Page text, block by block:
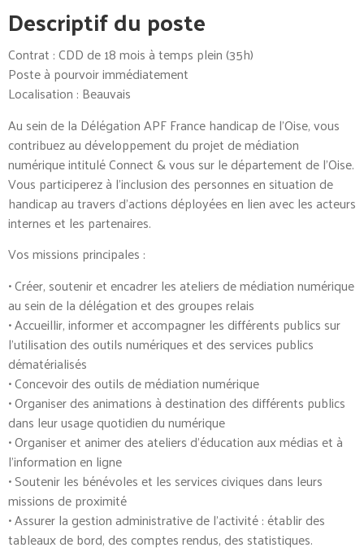
Descriptif du poste
Contrat : CDD de 18 mois à temps plein (35h)
Poste à pourvoir immédiatement
Localisation : Beauvais
Au sein de la Délégation APF France handicap de l’Oise, vous
contribuez au développement du projet de médiation
numérique intitulé Connect & vous sur le département de l’Oise.
Vous participerez à l’inclusion des personnes en situation de
handicap au travers d’actions déployées en lien avec les acteurs
internes et les partenaires.
Vos missions principales :
• Créer, soutenir et encadrer les ateliers de médiation numérique
au sein de la délégation et des groupes relais
• Accueillir, informer et accompagner les différents publics sur
l’utilisation des outils numériques et des services publics
dématérialisés
• Concevoir des outils de médiation numérique
• Organiser des animations à destination des différents publics
dans leur usage quotidien du numérique
• Organiser et animer des ateliers d’éducation aux médias et à
l’information en ligne
• Soutenir les bénévoles et les services civiques dans leurs
missions de proximité
• Assurer la gestion administrative de l’activité : établir des
tableaux de bord, des comptes rendus, des statistiques.